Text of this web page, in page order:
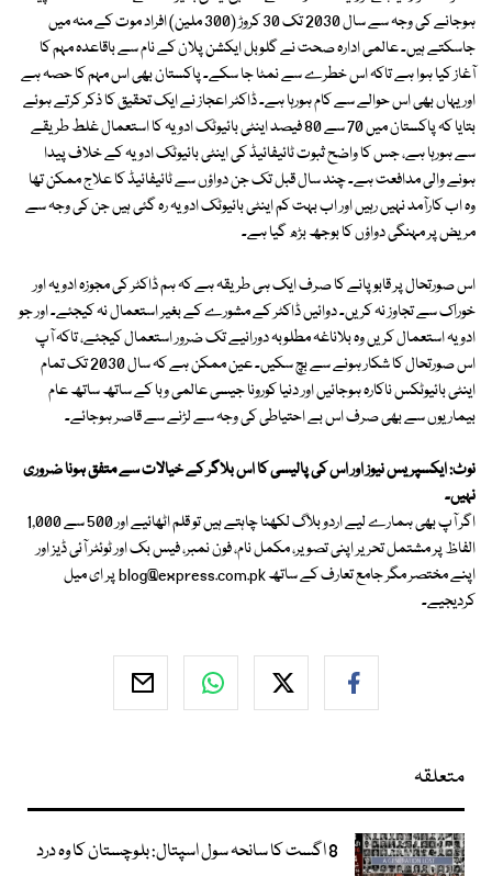
ہوجانے کی وجہ سے سال 2030 تک 30 کروڑ (300 ملین) افراد موت کے منہ میں
جاسکتے ہیں۔ عالمی ادارہ صحت نے گلوبل ایکشن پلان کے نام سے باقاعدہ مہم کا
آغاز کیا ہوا ہے تاکہ اس خطرے سے نمٹا جا سکے۔ پاکستان بھی اس مہم کا حصہ ہے
اور یہاں بھی اس حوالے سے کام ہورہا ہے۔ ڈاکٹر اعجاز نے ایک تحقیق کا ذکر کرتے ہوئے
بتایا کہ پاکستان میں 70 سے 80 فیصد اینٹی بائیوٹک ادویہ کا استعمال غلط طریقے
سے ہورہا ہے، جس کا واضح ثبوت ٹائیفائیڈ کی اینٹی بائیوٹک ادویہ کے خلاف پیدا
ہونے والی مدافعت ہے۔ چند سال قبل تک جن دواؤں سے ٹائیفائیڈ کا علاج ممکن تھا
وہ اب کارآمد نہیں رہیں اور اب بہت کم اینٹی بائیوٹک ادویہ رہ گئی ہیں جن کی وجہ سے
مریض پر مہنگی دواؤں کا بوجھ بڑھ گیا ہے۔
اس صورتحال پر قابو پانے کا صرف ایک ہی طریقہ ہے کہ ہم ڈاکٹر کی مجوزہ ادویہ اور
خوراک سے تجاوز نہ کریں۔ دوائیں ڈاکٹر کے مشورے کے بغیر استعمال نہ کیجئے۔ اور جو
ادویہ استعمال کریں وہ بلاناغہ مطلوبہ دورانیے تک ضرور استعمال کیجئے، تاکہ آپ
اس صورتحال کا شکار ہونے سے بچ سکیں۔ عین ممکن ہے کہ سال 2030 تک تمام
اینٹی بائیوٹکس ناکارہ ہوجائیں اور دنیا کورونا جیسی عالمی وبا کے ساتھ ساتھ عام
بیماریوں سے بھی صرف اس بے احتیاطی کی وجہ سے لڑنے سے قاصر ہوجائے۔
نوٹ: ایکسپریس نیوز اور اس کی پالیسی کا اس بلاگر کے خیالات سے متفق ہونا ضروری
نہیں۔
اگر آپ بھی ہمارے لیے اردو بلاگ لکھنا چاہتے ہیں تو قلم اٹھائیے اور 500 سے 1,000
الفاظ پر مشتمل تحریر اپنی تصویر، مکمل نام، فون نمبر، فیس بک اور ٹوئٹر آئی ڈیز اور
اپنے مختصر مگر جامع تعارف کے ساتھblog@express.com.pkپر ای میل
کردیجیے۔
متعلقہ
8 اگست کا سانحہ سول اسپتال: بلوچستان کا وہ درد